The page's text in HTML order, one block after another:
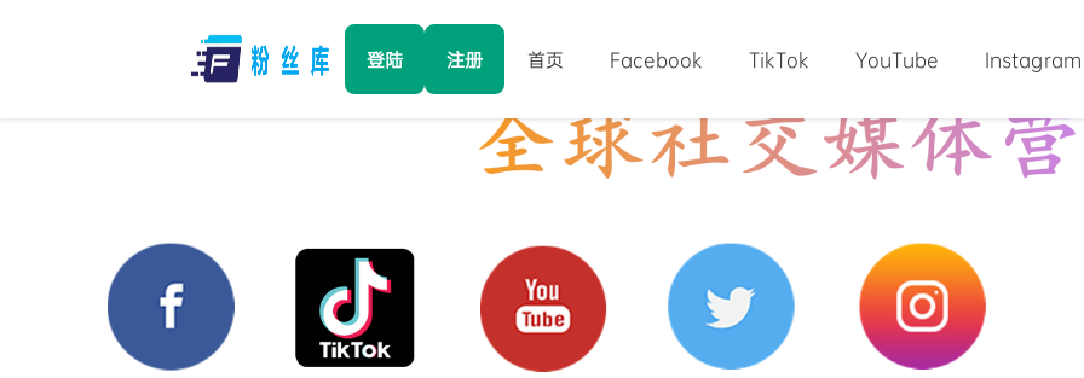
登陆 注册 首页 Facebook TikTok YouTube Instagram